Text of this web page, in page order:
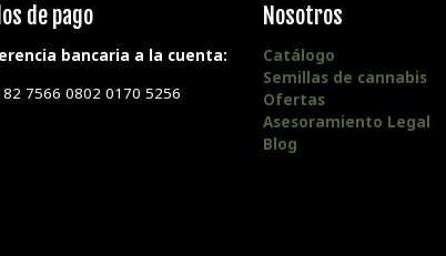
de pago
bancaria a la cuenta:
7566 0802 0170 5256
Nosotros
Catálogo
Semillas de cannabis
Ofertas
Asesoramiento Legal
Blog